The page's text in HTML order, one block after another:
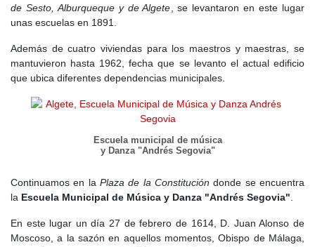
Durante la ocupación francesa a principios del siglo XIX, se
dictaminó que no se podría enterrar por razones higiénico-
lo cual dio lugar en Algete a destinar unos terrenos alrededor de
laermita de Valderrabépara usarlos de cementerio, del cual
debido a ampliaciones solo queda lapuerta de entrada
algunospanteones
. De la antigua ermita ni rastro, y aunque
existe una placa en al que se indica que aun existe a unos 300
que estaba por allí, me indicó que en la actualidad no queda
ningún resto de ermitas por el pueblo ni sus afueras.
En 1801 Algete pasa de la provincia de Toledo a la de Madrid, en
el partido de Alcalá de Henares. En 1826 el pueblo figura con el
alcanzando la cifra de 380, el equivalente a unos 1500
habitantes, en su mayoría dedicados a la agricultura. En 1836
de Sesto, Alburqueque y de Algete, se levantaron en este lugar
unas escuelas en 1891.
Además de cuatro viviendas para los maestros y maestras, se
mantuvieron hasta 1962, fecha que se levanto el actual edificio
que ubica diferentes dependencias municipales.
Escuela municipal de música
y Danza "Andrés Segovia"
Continuamos en la Plaza de la Constitución donde se encuentra
la Escuela Municipal de Música y Danza "Andrés Segovia".
En este lugar un día 27 de febrero de 1614, D. Juan Alonso de
Moscoso, a la sazón en aquellos momentos, Obispo de Málaga,